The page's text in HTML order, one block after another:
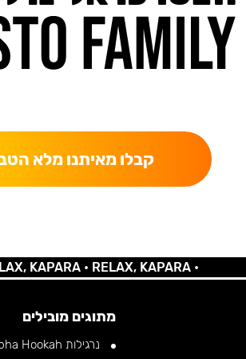
קבלו מאיתנו מלא
•RELAX, KAPARA •
מתוגים מובילים
נרגילות Alpha Hookah